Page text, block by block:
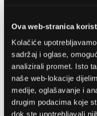
Ova web-stranica
Kolačiće
sadržaj i oglase,
analizirali promet. Isto
naše web-lokacije
medije, oglašavanje i
drugim podacima koje
dok ste upotrebljavali
Širina
Maksimalne snage
zraka
Promjer izlazne cijevi
Energetski razred
Broj motora